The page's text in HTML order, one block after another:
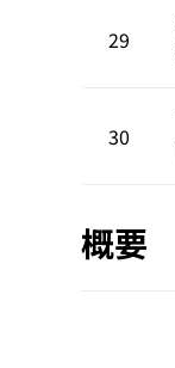
29
30
概要